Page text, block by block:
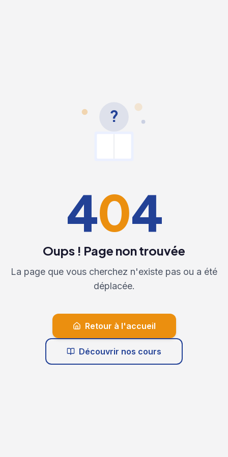
?
404
Oups ! Page non trouvée
La page que vous cherchez n'existe pas ou a été
déplacée.
Retour à l'accueil
Découvrir nos cours